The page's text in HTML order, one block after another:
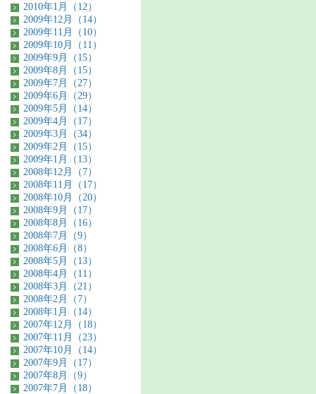
2010年1月（12）
2009年12月（14）
2009年11月（10）
2009年10月（11）
2009年9月（15）
2009年8月（15）
2009年7月（27）
2009年6月（29）
2009年5月（14）
2009年4月（17）
2009年3月（34）
2009年2月（15）
2009年1月（13）
2008年12月（7）
2008年11月（17）
2008年10月（20）
2008年9月（17）
2008年8月（16）
2008年7月（9）
2008年6月（8）
2008年5月（13）
2008年4月（11）
2008年3月（21）
2008年2月（7）
2008年1月（14）
2007年12月（18）
2007年11月（23）
2007年10月（14）
2007年9月（17）
2007年8月（9）
2007年7月（18）